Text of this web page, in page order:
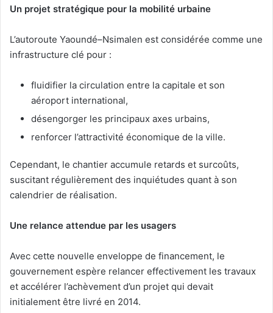
Un projet stratégique pour la mobilité urbaine
L’autoroute Yaoundé–Nsimalen est considérée comme une
infrastructure clé pour :
fluidifier la circulation entre la capitale et son
aéroport international,
désengorger les principaux axes urbains,
renforcer l’attractivité économique de la ville.
Cependant, le chantier accumule retards et surcoûts,
suscitant régulièrement des inquiétudes quant à son
calendrier de réalisation.
Une relance attendue par les usagers
Avec cette nouvelle enveloppe de financement, le
gouvernement espère relancer effectivement les travaux
et accélérer l’achèvement d’un projet qui devait
initialement être livré en 2014.